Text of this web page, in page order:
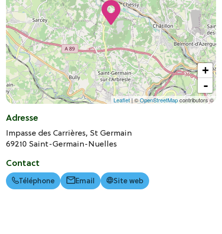
+
-
Leaflet| ©OpenStreetMapcontributors ©
Adresse
Impasse des Carrières, St Germain
69210 Saint-Germain-Nuelles
Contact
Téléphone Email Site web